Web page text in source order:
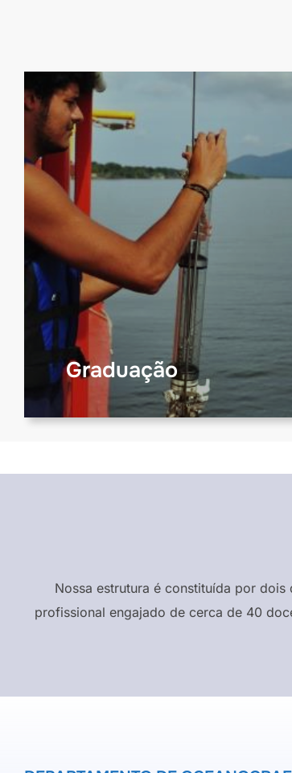
Graduação
Nossa estrutura é constituída por
profissional engajado de cerca de 40